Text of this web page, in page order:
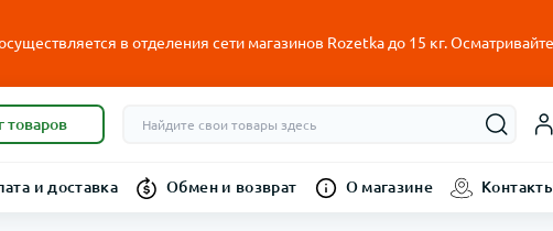
в отделения сети магазинов Rozetka до 15 кг.
товаров
и доставка Обмен и возврат О магазине